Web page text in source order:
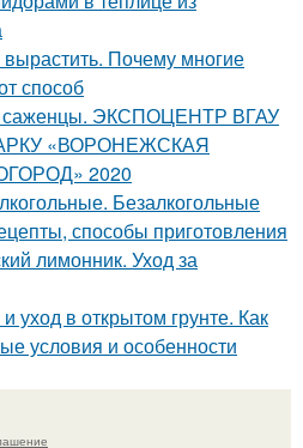
вырастить. Почему многие
способ
саженцы. ЭКСПОЦЕНТР ВГАУ
«ВОРОНЕЖСКАЯ
2020
Безалкогольные
способы приготовления
лимонник. Уход за
в открытом грунте. Как
условия и особенности